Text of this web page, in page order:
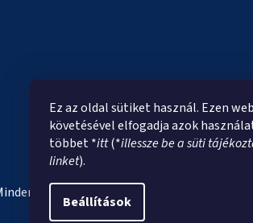
Ez az oldal sütiket használ. Ezen
követésével elfogadja azok
többet *itt(*illessze be a süti
linket).
Beállítások
jog fenntartva.